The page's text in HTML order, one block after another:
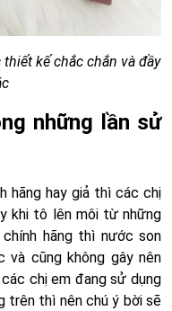
kế chắc chắn và đầy
những lần sử
hãng hay giả thì các chị
khi tô lên môi từ những
hãng thì nước son
và cũng không gây nên
chị em đang sử dụng
trên thì nên chú ý bời sẽ